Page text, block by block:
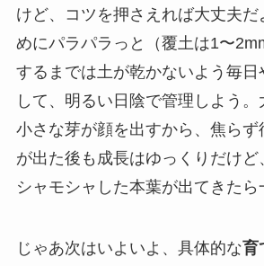
けど、コツを押さえれば大丈夫だ
めにパラパラっと（覆土は1〜
するまでは土が乾かないよう毎日
して、明るい日陰で管理しよう
小さな芽が顔を出すから、焦ら
が出た後も成長はゆっくりだけど
シャモシャした本葉が出てきたら
じゃあ次はいよいよ、具体的な育